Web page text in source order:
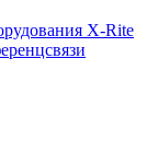
X-Rite